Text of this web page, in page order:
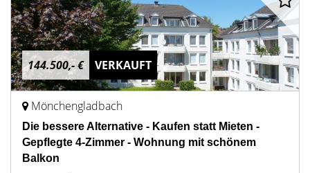
144.500,- € VERKAUFT
Mönchengladbach
Die bessere Alternative - Kaufen statt Mieten -
Gepflegte 4-Zimmer - Wohnung mit schönem
Balkon